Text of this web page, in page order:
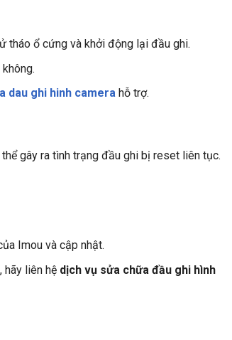
tháo ổ cứng và khởi động lại đầu ghi.
dau ghi hinh camerahỗ trợ.
gây ra tình trạng đầu ghi bị reset liên tục.
Imou và cập nhật.
hãy liên hệ dịch vụ sửa chữa đầu ghi hình